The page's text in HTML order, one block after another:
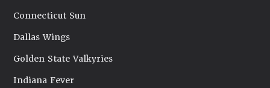
Connecticut Sun
Dallas Wings
Golden State Valkyries
Indiana Fever